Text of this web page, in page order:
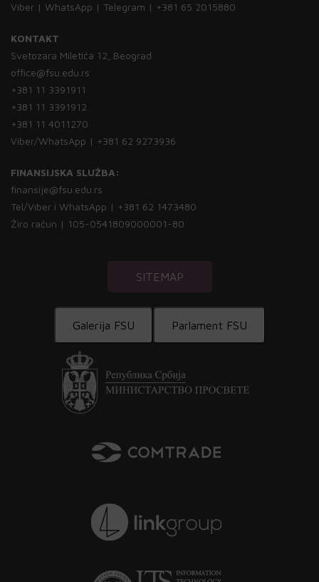
Viber | WhatsApp | Telegram | +381 65 2015880
KONTAKT
Svetozara Miletića 12, Beograd
office@fsu.edu.rs
+381 11 3391911
+381 11 3391912
+381 11 4011270
Viber/WhatsApp | +381 62 9273936
FINANSIJSKA SLUŽBA:
finansije@fsu.edu.rs
Tel/Viber i WhatsApp | +381 62 1473480
Žiro račun | 105-0541809000001-80
SITEMAP
Galerija FSU Parlament FSU